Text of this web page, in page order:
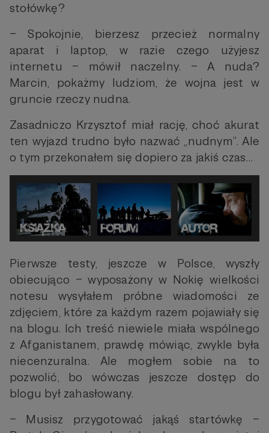
stołówkę?
– Spokojnie, bierzesz przecież normalny
aparat i laptop, w razie czego użyjesz
internetu – mówił naczelny. – A nuda?
Marcin, pokażmy ludziom, że wojna jest w
gruncie rzeczy nudna.
Zasadniczo Krzysztof miał rację, choć akurat
ten wyjazd trudno było nazwać „nudnym”. Ale
o tym przekonałem się dopiero za jakiś czas…
Pierwsze testy, jeszcze w Polsce, wyszły
obiecująco – wyposażony w Nokię wielkości
notesu wysyłałem próbne wiadomości ze
zdjęciem, które za każdym razem pojawiały się
na blogu. Ich treść niewiele miała wspólnego
z Afganistanem, prawdę mówiąc, zwykle była
niecenzuralna. Ale mogłem sobie na to
pozwolić, bo wówczas jeszcze dostęp do
blogu był zahasłowany.
– Musisz przygotować jakąś startówkę –